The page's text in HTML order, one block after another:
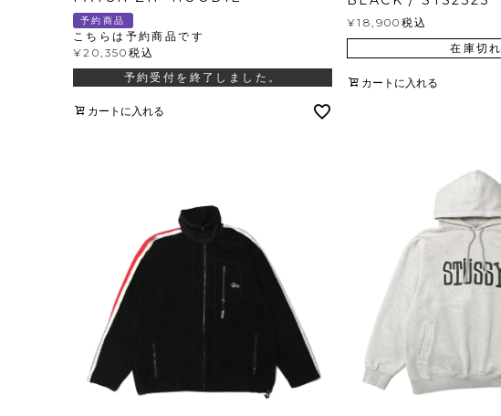
予約商品
こちらは予約商品です
¥20,350 税込
予約受付を終了しました。
カートに入れる
¥18,900 税込
在庫切れ
カートに入れる